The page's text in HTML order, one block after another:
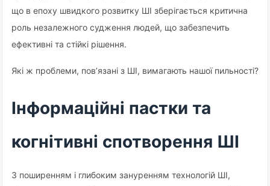
що в епоху швидкого розвитку ШІ зберігається критична
роль незалежного судження людей, що забезпечить
ефективні та стійкі рішення.
Які ж проблеми, пов’язані з ШІ, вимагають нашої пильності?
Інформаційні пастки та
когнітивні спотворення ШІ
З поширенням і глибоким зануренням технологій ШІ,